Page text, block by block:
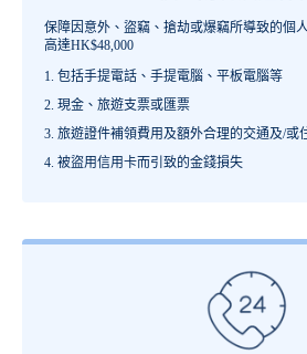
保障因意外、盜竊、搶劫或爆竊所導致的個
高達HK$48,000
包括手提電話、手提電腦、平板電腦等
現金、旅遊支票或匯票
旅遊證件補領費用及額外合理的交通及/或
被盜用信用卡而引致的金錢損失